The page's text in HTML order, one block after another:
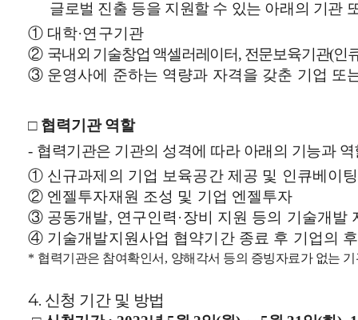
글로벌 진출 등을 지원할 수 있는 아래의 기관
① 대학·연구기관
② 국내외 기술창업 액셀러레이터, 전문보육기관(인
③ 운영사에 준하는 역량과 자격을 갖춘 기업 또
□ 협력기관 역할
- 협력기관은 기관의 성격에 따라 아래의 기능과
① 신규과제의 기업 보육공간 제공 및 인큐베이
② 엔젤투자재원 조성 및 기업 엔젤투자
③ 공동개발, 연구인력 ·장비 지원 등의 기술개발
④ 기술개발지원사업 협약기간 종료 후 기업의
* 협력기관은 참여확인서, 양해각서 등의 증빙자료가 없는
4. 신청 기간 및 방법